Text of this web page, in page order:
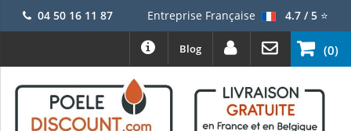
04 50 16 11 87 Entreprise Française 4.7 / 5⭐
(0)
Blog